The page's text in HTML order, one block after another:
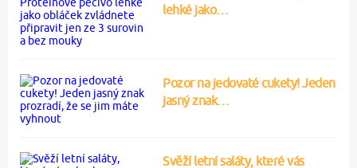
lehké jako…
Pozor na jedovaté cukety! Jeden
jasný znak…
Svěží letní saláty, které vás